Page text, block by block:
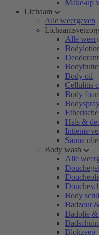
Make-up
Lichaam
Alle weergeven
Alle
Deodorant
Body oil
Cellulitis
Body
Hals &
Intieme
Sauna
Body wash
Alle
Douchegel
Body
Badzout
Badolie
Blokzeep